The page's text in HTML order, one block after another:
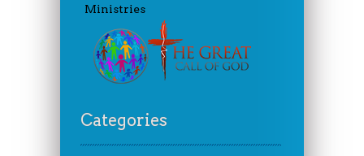
Ministries
Categories